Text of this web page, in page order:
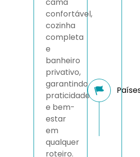
confortável,
cozinha
completa
e
banheiro
privativo,
garantindo
praticidade
e bem-
estar
em
qualquer
roteiro.